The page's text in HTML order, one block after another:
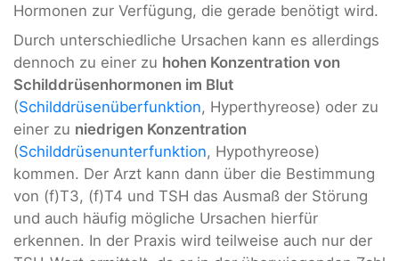
Hormonen zur Verfügung, die gerade benötigt wird.
Durch unterschiedliche Ursachen kann es allerdings
dennoch zu einer zu hohen Konzentration von
Schilddrüsenhormonen im Blut
(Schilddrüsenüberfunktion, Hyperthyreose) oder zu
einer zu niedrigen Konzentration
(Schilddrüsenunterfunktion, Hypothyreose)
kommen. Der Arzt kann dann über die Bestimmung
von (f)T3, (f)T4 und TSH das Ausmaß der Störung
und auch häufig mögliche Ursachen hierfür
erkennen. In der Praxis wird teilweise auch nur der